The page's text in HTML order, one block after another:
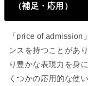
（補足・応用）
「price of admission
ンスを持つことがあ
り豊かな表現力を身
くつかの応用的な使